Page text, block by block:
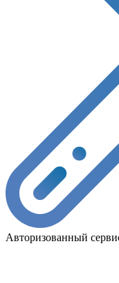
Авторизованный